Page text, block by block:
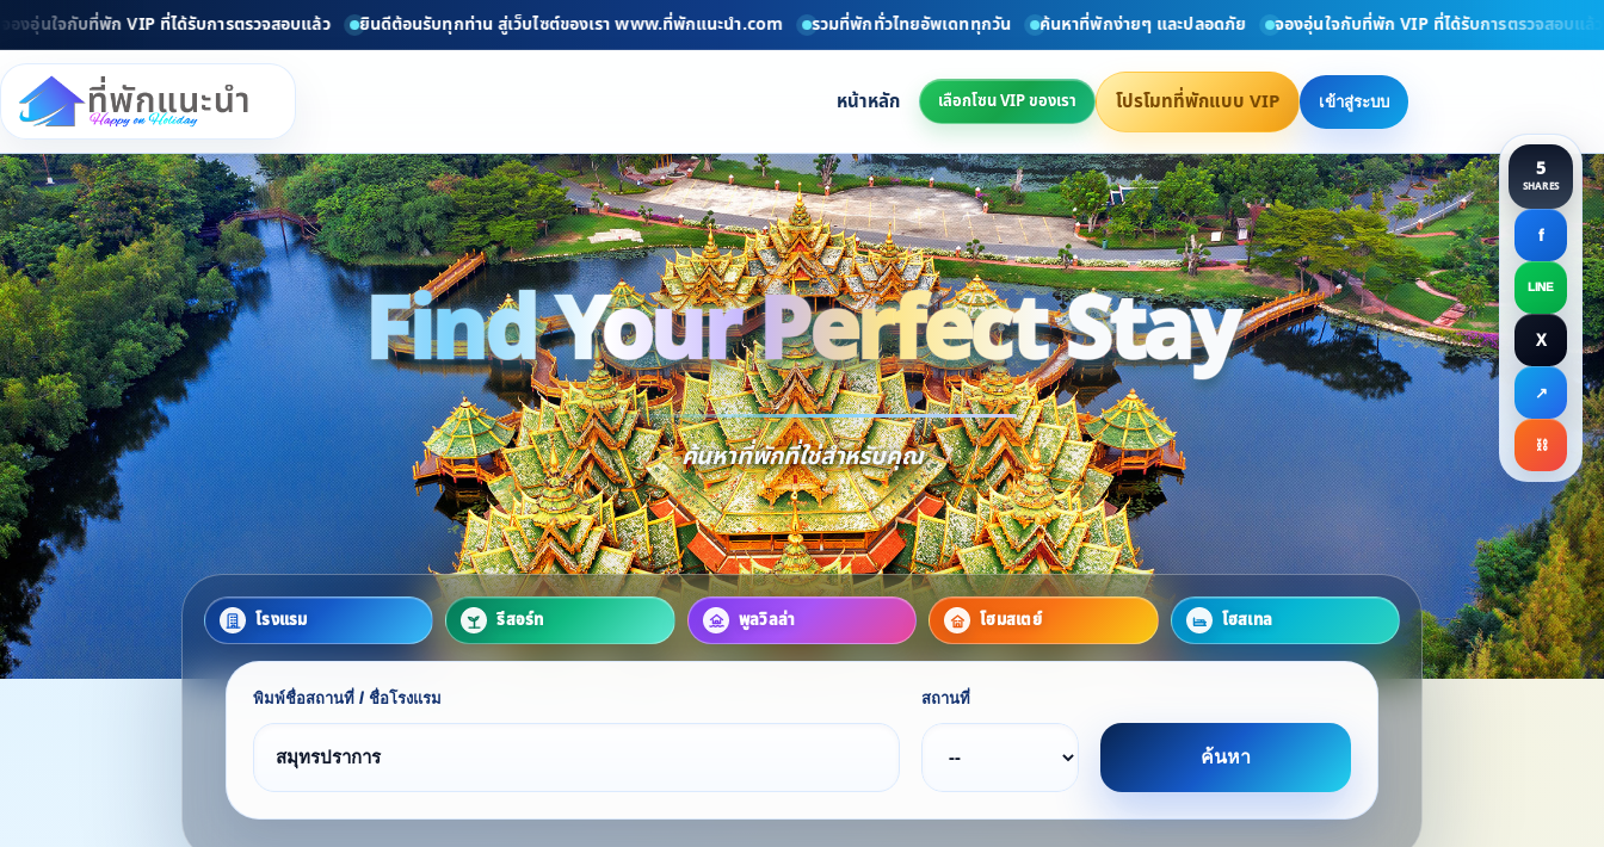
จกับที่พัก VIP ที่ได้รับการตรวจสอบแล้ว ยินดีต้อนรับทุกท่าน สู่เว็บไซต์ของเรา www.ที่พักแนะนำ.com รวมที่พักทั่วไทยอัพเดททุกวัน ค้นหาที่พักง่ายๆ และปลอดภัย จองอุ่นใจกับที่พัก VIP ที่ได้รับการตรวจสอบแล้ว ยิ
หน้าหลัก เลือกโซน VIP ของเรา โปรโมทที่พักแบบ VIP เข้าสู่ระบบ
Find Your Perfect Stay
Find Your
ค้นหาที่พักที่ใช่สำหรับคุณ
โรงแรม รีสอร์ท พูลวิลล่า โฮมสเตย์ โฮสเทล
พิมพ์ชื่อสถานที่ / ชื่อโรงแรม สถานที่
ค้นหา
5
SHARES
f
LINE
X
↗
⛓